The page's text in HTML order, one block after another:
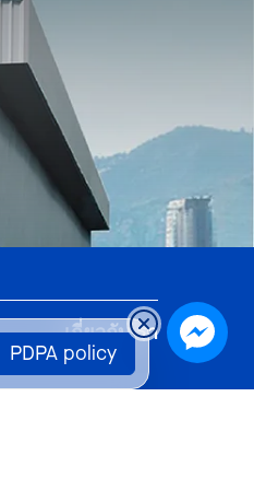
เกี่ยวกับเรา
PDPA policy